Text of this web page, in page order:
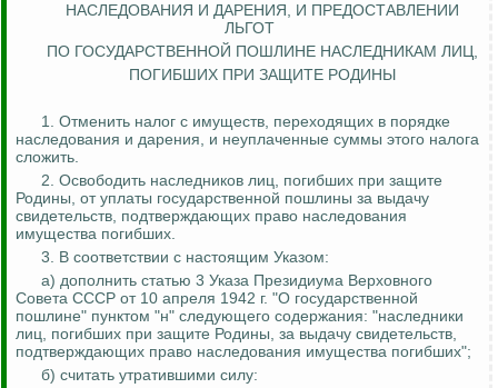
НАСЛЕДОВАНИЯ И ДАРЕНИЯ, И ПРЕДОСТАВЛЕНИИ
ЛЬГОТ
ПО ГОСУДАРСТВЕННОЙ ПОШЛИНЕ НАСЛЕДНИКАМ ЛИЦ,
ПОГИБШИХ ПРИ ЗАЩИТЕ РОДИНЫ
1. Отменить налог с имуществ, переходящих в порядке
наследования и дарения, и неуплаченные суммы этого налога
сложить.
2. Освободить наследников лиц, погибших при защите
Родины, от уплаты государственной пошлины за выдачу
свидетельств, подтверждающих право наследования
имущества погибших.
3. В соответствии с настоящим Указом:
а) дополнить статью 3 Указа Президиума Верховного
Совета СССР от 10 апреля 1942 г. "О государственной
пошлине" пунктом "н" следующего содержания: "наследники
лиц, погибших при защите Родины, за выдачу свидетельств,
подтверждающих право наследования имущества погибших";
б) считать утратившими силу: